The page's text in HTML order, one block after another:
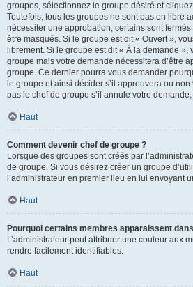
groupes, sélectionnez le groupe désiré et
Toutefois, tous les groupes ne sont pas en libre
nécessiter une approbation, certains sont fermés
être masqués. Si le groupe est dit « Ouvert »,
librement. Si le groupe est dit « À la demande »,
groupe mais votre demande nécessitera d’être
groupe. Ce dernier pourra vous demander
le groupe et ainsi décider s’il approuvera ou
pas le chef de groupe s’il annule votre
Haut
Comment devenir chef de groupe ?
Lorsque des groupes sont créés par
de groupe. Si vous désirez créer un groupe
l’administrateur en premier lieu en lui envoyant
Haut
Pourquoi certains membres apparaissent
L’administrateur peut attribuer une couleur aux
rendre facilement identifiables.
Haut